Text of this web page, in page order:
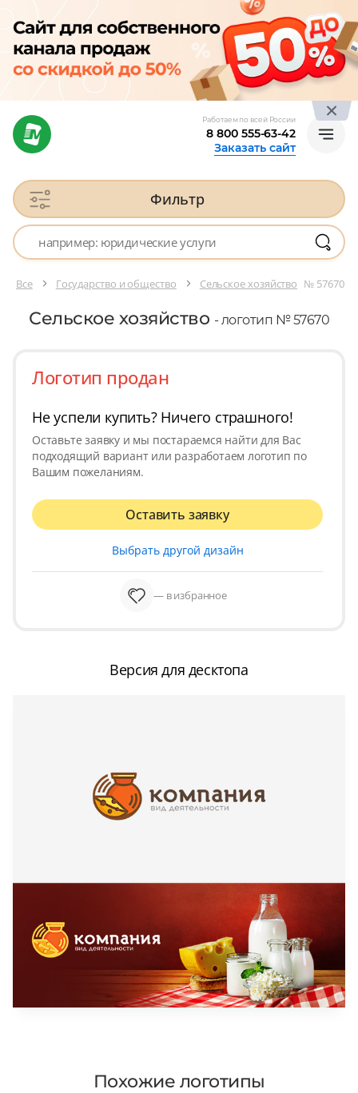
Работаем по всей России
8 800 555-63-42
Заказать сайт
Фильтр
Все Государство и общество Сельское хозяйство № 57670
Сельское хозяйство - логотип № 57670
Логотип продан
Не успели купить? Ничего страшного!
Оставьте заявку и мы постараемся найти для Вас
подходящий вариант или разработаем логотип по
Вашим пожеланиям.
Оставить заявку
Выбрать другой дизайн
— в избранное
Версия для десктопа
Похожие логотипы